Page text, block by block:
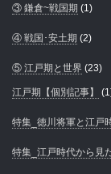
③ 鎌倉~戦国期 (1)
④ 戦国･安土期 (2)
⑤ 江戸期と世界 (23)
江戸期【個別記事】
特集_徳川将軍と江戸
特集_江戸時代から見